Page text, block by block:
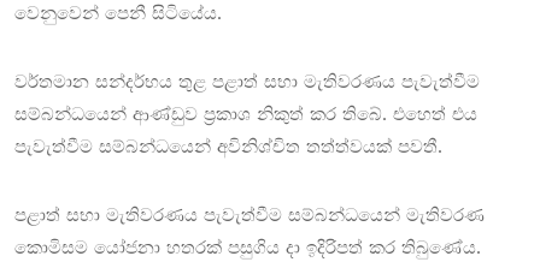
වෙනුවෙන් පෙනී සිටියේය.
වර්තමාන සන්දර්භය තුළ පළාත් සභා මැතිවරණය පැවැත්වීම
සම්බන්ධයෙන් ආණ්ඩුව ප්‍රකාශ නිකුත් කර තිබේ. එහෙත් එය
පැවැත්වීම සම්බන්ධයෙන් අවිනිශ්චිත තත්ත්වයක් පවතී.
පළාත් සභා මැතිවරණය පැවැත්වීම සම්බන්ධයෙන් මැතිවරණ
කොමිසම යෝජනා හතරක් පසුගිය දා ඉදිරිපත් කර තිබුණේය.